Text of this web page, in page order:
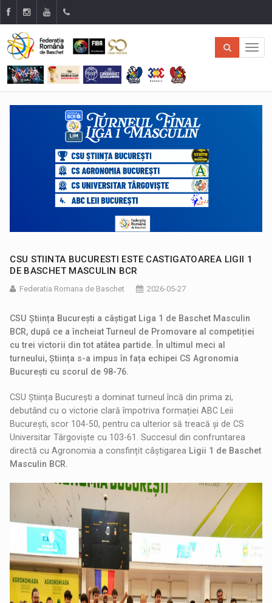
CSU STIINTA BUCURESTI ESTE CASTIGATOAREA LIGII 1
DE BASCHET MASCULIN BCR
Federatia Romana de Baschet 2026-05-27
CSU Știința București a câștigat Liga 1 de Baschet Masculin
BCR, după ce a încheiat Turneul de Promovare al competiției
cu trei victorii din tot atâtea partide. În ultimul meci al
turneului,Știința s-a impus în fața echipei CS Agronomia
București cu scorul de 98-76.
CSU Știința București a dominat turneul încă din prima zi,
debutând cu o victorie clară împotriva formației ABC Leii
București, scor 104-50, pentru ca ulterior să treacă și de CS
Universitar Târgoviște cu 103-61. Succesul din confruntarea
directă cu Agronomia a consfințit câștigarea Ligii 1 de Baschet
Masculin BCR.